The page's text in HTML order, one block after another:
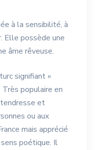
à la sensibilité, à
Elle possède une
âme rêveuse.
signifiant «
Très populaire en
et
ou aux
mais apprécié
poétique. Il